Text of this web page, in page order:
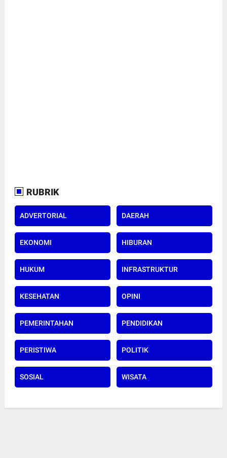
RUBRIK
ADVERTORIAL DAERAH
EKONOMI HIBURAN
HUKUM INFRASTRUKTUR
KESEHATAN OPINI
PEMERINTAHAN PENDIDIKAN
PERISTIWA POLITIK
SOSIAL WISATA